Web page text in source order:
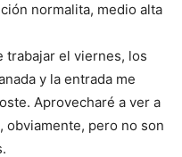
normalita, medio alta
trabajar el viernes, los
y la entrada me
Aprovecharé a ver a
obviamente, pero no son